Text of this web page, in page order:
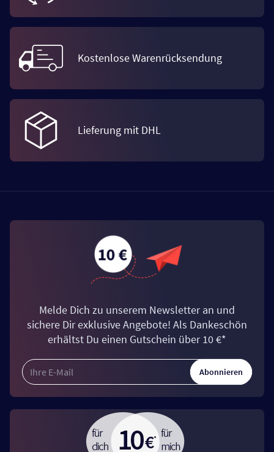
Kostenlose Warenrücksendung
Lieferung mit DHL
Melde Dich zu unserem Newsletter an und
sichere Dir exklusive Angebote! Als Dankeschön
erhältst Du einen Gutschein über 10 €*
Abonnieren